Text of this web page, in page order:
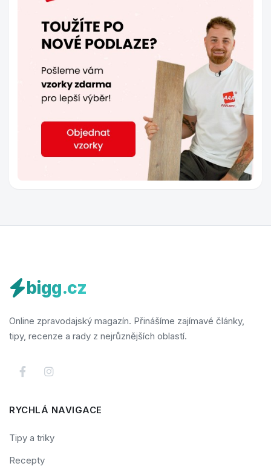
bigg.cz
Online zpravodajský magazín. Přinášíme zajímavé články,
tipy, recenze a rady z nejrůznějších oblastí.
RYCHLÁ NAVIGACE
Tipy a triky
Recepty